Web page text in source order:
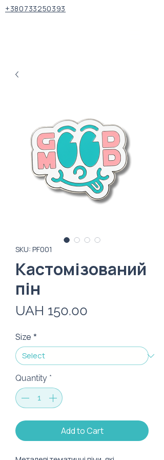
+380733250393
SKU: PF001
Кастомізований
пін
UAH 150.00
Size *
Quantity *
Add to Cart